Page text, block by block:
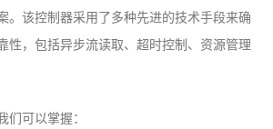
。该控制器采用了多种先进的技术手段来确
性，包括异步流读取、超时控制、资源管理
可以掌握：